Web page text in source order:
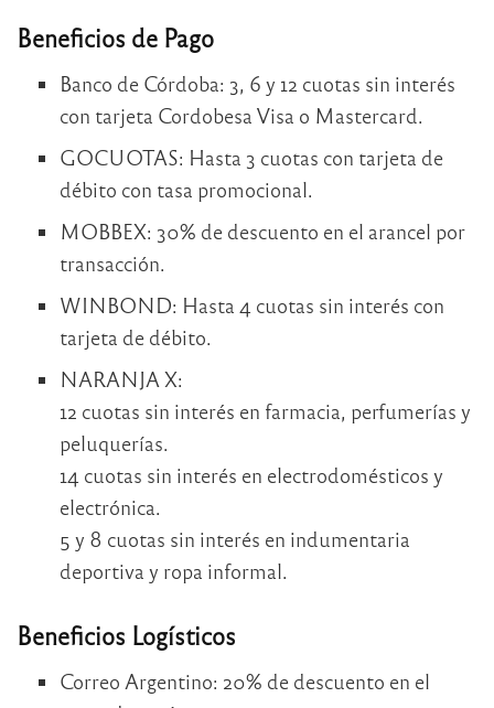
Beneficios de Pago
Banco de Córdoba: 3, 6 y 12 cuotas sin interés
con tarjeta Cordobesa Visa o Mastercard.
GOCUOTAS: Hasta 3 cuotas con tarjeta de
débito con tasa promocional.
MOBBEX: 30% de descuento en el arancel por
transacción.
WINBOND: Hasta 4 cuotas sin interés con
tarjeta de débito.
NARANJA X:
12 cuotas sin interés en farmacia, perfumerías y
peluquerías.
14 cuotas sin interés en electrodomésticos y
electrónica.
5 y 8 cuotas sin interés en indumentaria
deportiva y ropa informal.
Beneficios Logísticos
Correo Argentino: 20% de descuento en el